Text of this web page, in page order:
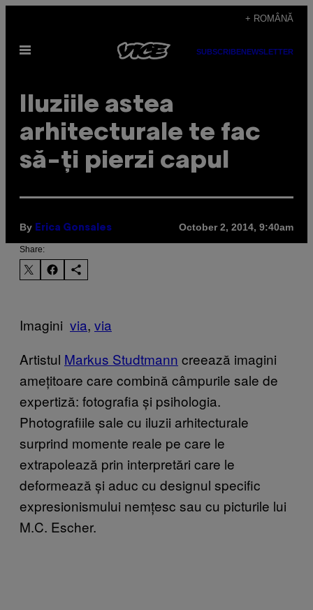
content
+ ROMÂNĂ
Open
SUBSCRIBENEWSLETTER
Iluziile astea
arhitecturale te fac
să-ți pierzi capul
By Erica Gonsales October 2, 2014, 9:40am
Share:
Imagini via, via
Artistul Markus Studtmann creează imagini
amețitoare care combină câmpurile sale de
expertiză: fotografia și psihologia.
Photografiile sale cu iluzii arhitecturale
surprind momente reale pe care le
extrapolează prin interpretări care le
deformează și aduc cu designul specific
expresionismului nemțesc sau cu picturile lui
M.C. Escher.